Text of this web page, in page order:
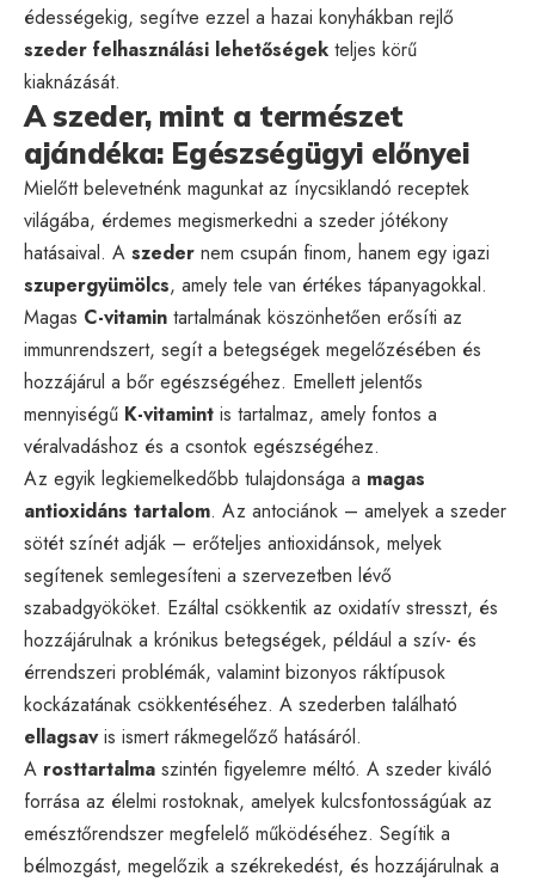
édességekig, segítve ezzel a hazai konyhákban rejlő
szeder felhasználási lehetőségek teljes körű
kiaknázását.
A szeder, mint a természet
ajándéka: Egészségügyi előnyei
Mielőtt belevetnénk magunkat az ínycsiklandó receptek
világába, érdemes megismerkedni a szeder jótékony
hatásaival. A szeder nem csupán finom, hanem egy igazi
szupergyümölcs, amely tele van értékes tápanyagokkal.
Magas C-vitamin tartalmának köszönhetően erősíti az
immunrendszert, segít a betegségek megelőzésében és
hozzájárul a bőr egészségéhez. Emellett jelentős
mennyiségű K-vitamint is tartalmaz, amely fontos a
véralvadáshoz és a csontok egészségéhez.
Az egyik legkiemelkedőbb tulajdonsága a magas
antioxidáns tartalom. Az antociánok – amelyek a szeder
sötét színét adják – erőteljes antioxidánsok, melyek
segítenek semlegesíteni a szervezetben lévő
szabadgyököket. Ezáltal csökkentik az oxidatív stresszt, és
hozzájárulnak a krónikus betegségek, például a szív- és
érrendszeri problémák, valamint bizonyos ráktípusok
kockázatának csökkentéséhez. A szederben található
ellagsavis ismert rákmegelőző hatásáról.
A rosttartalma szintén figyelemre méltó. A szeder kiváló
forrása az élelmi rostoknak, amelyek kulcsfontosságúak az
emésztőrendszer megfelelő működéséhez. Segítik a
bélmozgást, megelőzik a székrekedést, és hozzájárulnak a